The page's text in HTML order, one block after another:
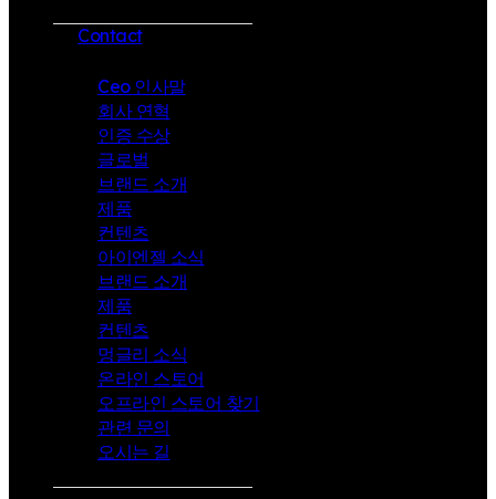
Contact
Ceo 인사말
회사 연혁
인증 수상
글로벌
브랜드 소개
제품
컨텐츠
아이엔젤 소식
브랜드 소개
제품
컨텐츠
멍글리 소식
온라인 스토어
오프라인 스토어 찾기
관련 문의
오시는 길